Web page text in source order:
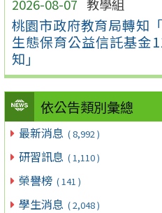
2026-08-07 教學組
桃園市政府教育局轉知
生態保育公益信託基金
知」
依公告類別彙總
最新消息 ( 8,992 )
研習訊息 ( 1,110 )
榮譽榜 ( 141 )
學生消息 ( 2,048 )